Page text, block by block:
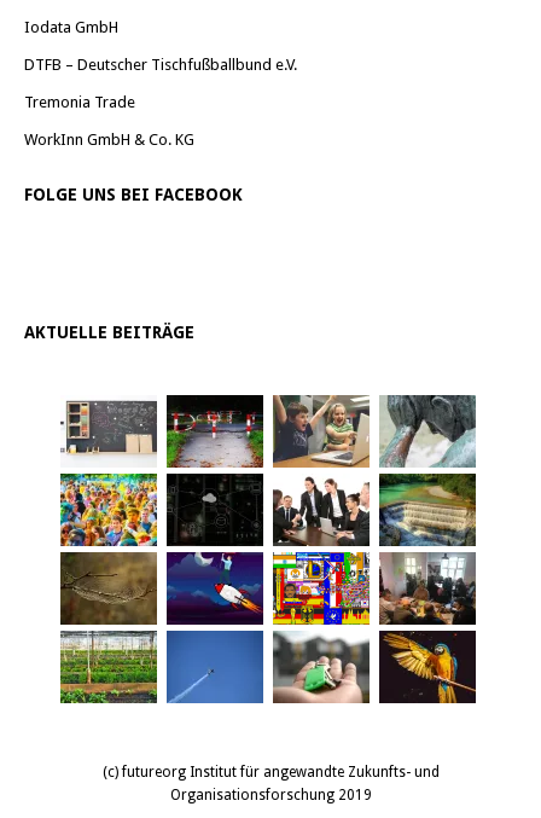
Iodata GmbH
DTFB – Deutscher Tischfußballbund e.V.
Tremonia Trade
WorkInn GmbH & Co. KG
FOLGE UNS BEI FACEBOOK
AKTUELLE BEITRÄGE
(c) futureorg Institut für angewandte Zukunfts- und
Organisationsforschung 2019